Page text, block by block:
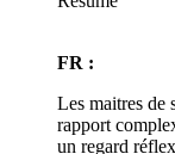
FR :
Les maitres de
rapport
un regard